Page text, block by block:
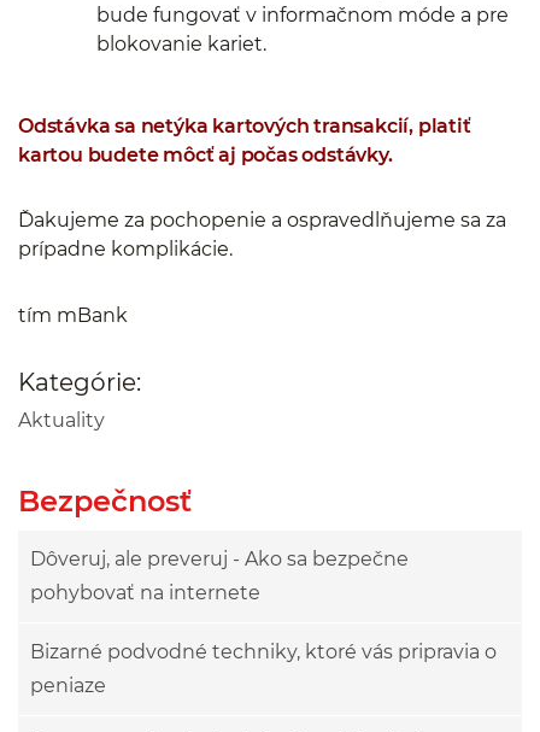
bude fungovať v informačnom móde a pre
blokovanie kariet.
Odstávka sa netýka kartových transakcií, platiť
kartou budete môcť aj počas odstávky.
Ďakujeme za pochopenie a ospravedlňujeme sa za
prípadne komplikácie.
tím mBank
Kategórie:
Aktuality
Bezpečnosť
Dôveruj, ale preveruj - Ako sa bezpečne
pohybovať na internete
Bizarné podvodné techniky, ktoré vás pripravia o
peniaze